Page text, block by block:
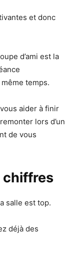
et donc
d’ami est la
temps.
aider à finir
lors d’un
de vous
chiffres
salle est top.
déjà des